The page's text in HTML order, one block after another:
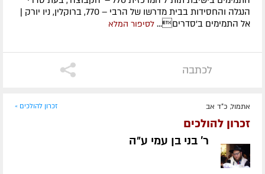
הנגלה והחסידות בבית מדרשו של הרבי – 770, ברוקלין, ניו יורק |
אל התמימים ב'סדרים... לסיפור המלא
לכתבה
אתמול, כ"ד אב זכרון להולכים »
זכרון להולכים
ר' בני בן עמי ע״ה